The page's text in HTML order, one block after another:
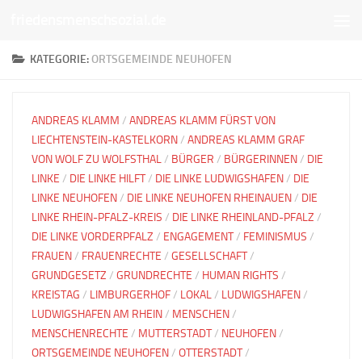
KATEGORIE:ORTSGEMEINDE NEUHOFEN
ANDREAS KLAMM / ANDREAS KLAMM FÜRST VON
LIECHTENSTEIN-KASTELKORN/ ANDREAS KLAMM GRAF
VON WOLF ZU WOLFSTHAL/ BÜRGER / BÜRGERINNEN/ DIE
LINKE / DIE LINKE HILFT/ DIE LINKE LUDWIGSHAFEN/ DIE
LINKE NEUHOFEN/ DIE LINKE NEUHOFEN RHEINAUEN/ DIE
LINKE RHEIN-PFALZ-KREIS / DIE LINKE RHEINLAND-PFALZ /
DIE LINKE VORDERPFALZ / ENGAGEMENT/ FEMINISMUS /
FRAUEN/ FRAUENRECHTE / GESELLSCHAFT/
GRUNDGESETZ / GRUNDRECHTE / HUMAN RIGHTS /
KREISTAG / LIMBURGERHOF/ LOKAL/ LUDWIGSHAFEN/
LUDWIGSHAFEN AM RHEIN/ MENSCHEN/
MENSCHENRECHTE / MUTTERSTADT/ NEUHOFEN/
ORTSGEMEINDE NEUHOFEN/ OTTERSTADT/